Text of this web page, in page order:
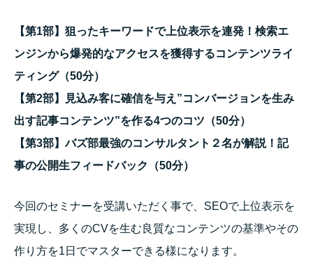
【第1部】狙ったキーワードで上位表示を連発！検索エ
ンジンから爆発的なアクセスを獲得するコンテンツライ
ティング（50分）
【第2部】見込み客に確信を与え”コンバージョンを生み
出す記事コンテンツ”を作る4つのコツ（50分）
【第3部】バズ部最強のコンサルタント２名が解説！記
事の公開生フィードバック（50分）
今回のセミナーを受講いただく事で、SEOで上位表示を
実現し、多くのCVを生む良質なコンテンツの基準やその
作り方を1日でマスターできる様になります。